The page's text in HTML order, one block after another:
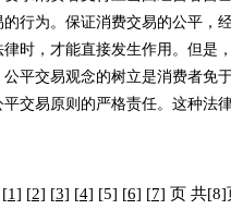
行为。保证消费交易的公平，
时，才能直接发生作用。但是
平交易观念的树立是消费者免
交易原则的严格责任。这种法
[1] [2] [3] [4] [5] [6] [7] 页 共[8]